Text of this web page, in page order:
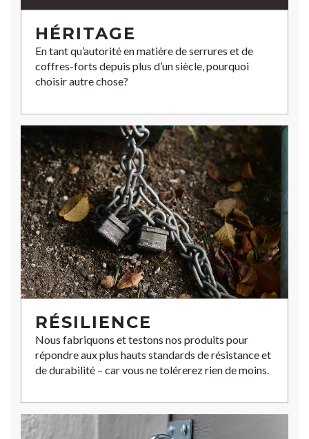
HÉRITAGE
En tant qu’autorité en matière de serrures et de
coffres-forts depuis plus d’un siècle, pourquoi
choisir autre chose?
RÉSILIENCE
Nous fabriquons et testons nos produits pour
répondre aux plus hauts standards de résistance et
de durabilité – car vous ne tolérerez rien de moins.